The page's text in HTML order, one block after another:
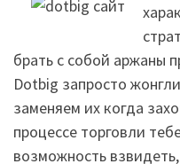
брать с собой аржаны
Dotbig запросто
заменяем их когда
процессе торговли
возможность